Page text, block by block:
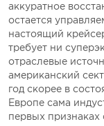
аккуратное
остается
настоящий
требует ни
отраслевые
американский
год скорее в
Европе сама
первых